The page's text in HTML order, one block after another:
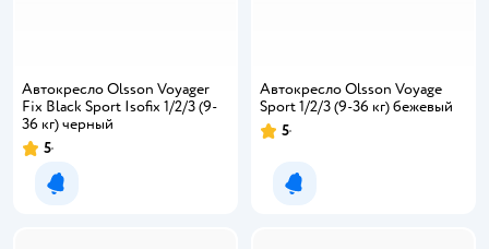
Автокресло Olsson Voyager
Fix Black Sport Isofix 1/2/3 (9-
36 кг) черный
5
Уведомить о появлении
Автокресло Olsson Voyage
Sport 1/2/3 (9-36 кг) бежевый
5
Уведомить о появлении